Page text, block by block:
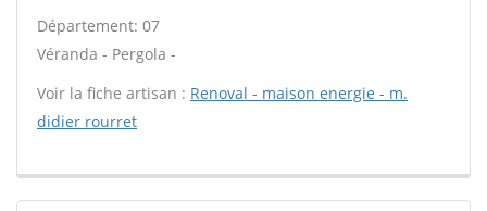
Département: 07
Véranda - Pergola -
Voir la fiche artisan : Renoval - maison energie - m.
didier rourret